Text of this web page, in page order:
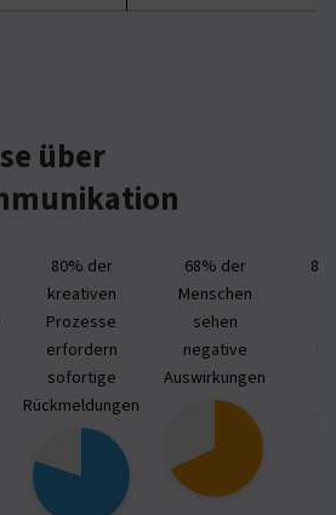
über
80% der
kreativen
Prozesse
erfordern
sofortige
Rückmeldungen
68% der
Menschen
sehen
negative
Auswirkungen